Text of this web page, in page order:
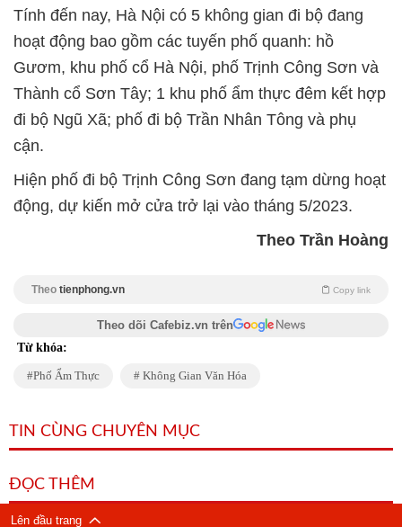
Tính đến nay, Hà Nội có 5 không gian đi bộ đang
hoạt động bao gồm các tuyến phố quanh: hồ
Gươm, khu phố cổ Hà Nội, phố Trịnh Công Sơn và
Thành cổ Sơn Tây; 1 khu phố ẩm thực đêm kết hợp
đi bộ Ngũ Xã; phố đi bộ Trần Nhân Tông và phụ
cận.
Hiện phố đi bộ Trịnh Công Sơn đang tạm dừng hoạt
động, dự kiến mở cửa trở lại vào tháng 5/2023.
Theo Trần Hoàng
Theo tienphong.vn Copy link
Theo dõi Cafebiz.vn trên
Từ khóa:
Phố Ẩm Thực Không Gian Văn Hóa
TIN CÙNG CHUYÊN MỤC
ĐỌC THÊM
Lên đầu trang